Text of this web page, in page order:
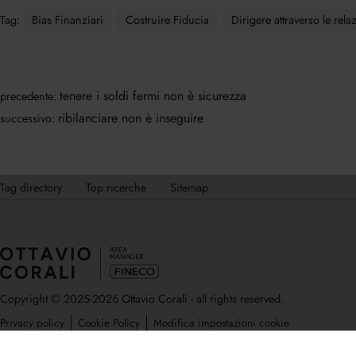
Tag: Bias Finanziari Costruire Fiducia Dirigere attraverso le
precedente: tenere i soldi fermi non è sicurezza
successivo: ribilanciare non è inseguire
Tag directory Top ricerche Sitemap
Copyright © 2025-2026 Ottavio Corali - all rights reserved.
Privacy policy
Cookie Policy Modifica impostazioni cookie